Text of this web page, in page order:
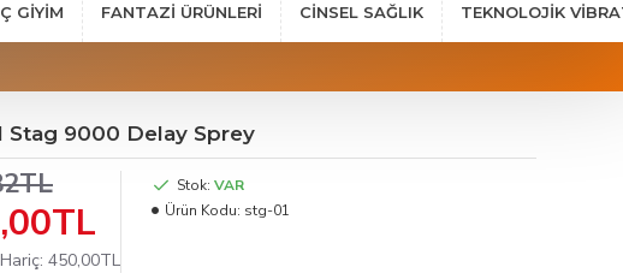
GIYIM FANTAZI ÜRÜNLERI CINSEL SAĞLIK TEKNOLOJIK
Stag 9000 Delay Sprey
450,00TL
Stok: VAR
Ürün Kodu: stg-01